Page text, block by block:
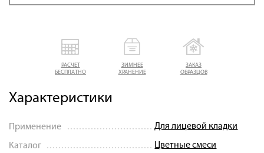
РАСЧЕТ
БЕСПЛАТНО
ЗИМНЕЕ
ХРАНЕНИЕ
ЗАКАЗ
ОБРАЗЦОВ
Характеристики
Применение Для лицевой кладки
Каталог Цветные смеси